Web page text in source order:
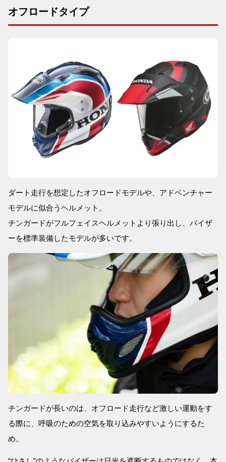
オフロードタイプ
ダート走行を想定したオフロードモデルや、アドベンチャー
モデルに似合うヘルメット。
チンガードがフルフェイスヘルメットより張り出し、バイザ
ーを標準装備したモデルが多いです。
チンガードが長いのは、オフロード走行など激しい運動をす
る際に、呼吸のための空気を取り込みやすいようにするた
め。